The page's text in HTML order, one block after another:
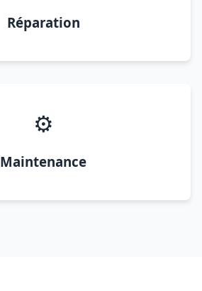
Réparation
⚙️
Maintenance